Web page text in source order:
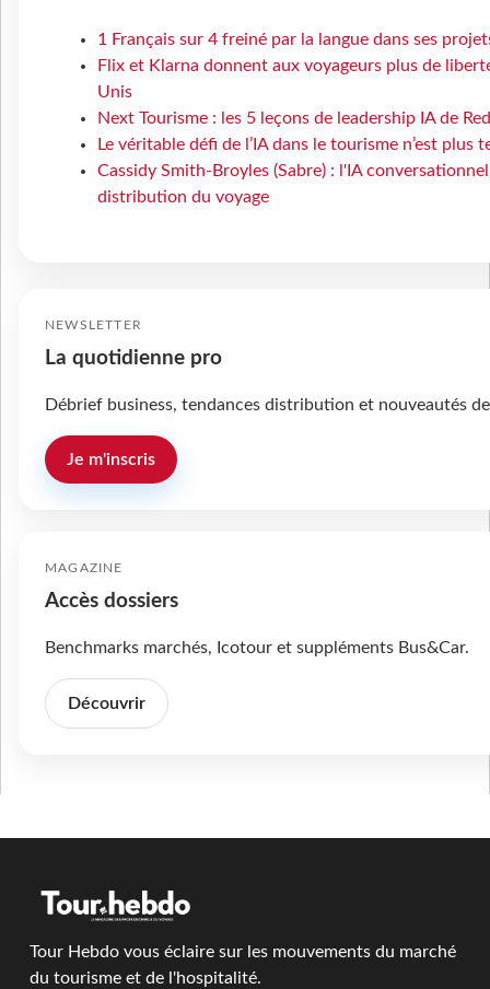
1 Français sur 4 freiné par la langue dans ses
Flix et Klarna donnent aux voyageurs plus de
Unis
Next Tourisme : les 5 leçons de leadership IA de
Le véritable défi de l’IA dans le tourisme n’est
Cassidy Smith-Broyles (Sabre) : l'IA
distribution du voyage
NEWSLETTER
La quotidienne pro
Débrief business, tendances distribution et nouveautés
Je m'inscris
MAGAZINE
Accès dossiers
Benchmarks marchés, Icotour et suppléments Bus&Car.
Découvrir
Tour Hebdo vous éclaire sur les mouvements du marché
du tourisme et de l'hospitalité.